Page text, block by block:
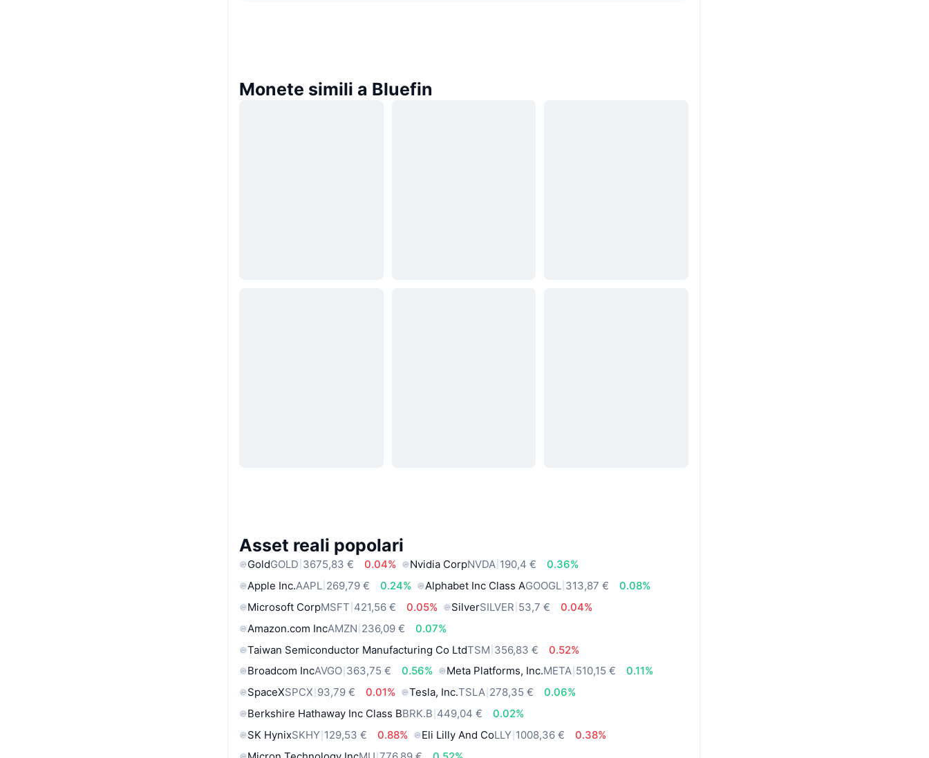
Monete simili a Bluefin
Asset reali popolari
GoldGOLD 3675,83 € 0.04% Nvidia CorpNVDA 190,4 €
0.36%
Apple Inc.AAPL 269,79 € 0.24% Alphabet Inc Class AGOOGL 313,87 €
0.08%
Microsoft CorpMSFT 421,56 € 0.05% SilverSILVER 53,7 €
0.04%
Amazon.com IncAMZN 236,09 €
0.07%
Taiwan Semiconductor Manufacturing Co LtdTSM 356,83 €
0.52%
Broadcom IncAVGO 363,75 € 0.56% Meta Platforms, Inc.META 510,15 €
0.11%
SpaceXSPCX 93,79 € 0.01% Tesla, Inc.TSLA 278,35 €
0.06%
Berkshire Hathaway Inc Class BBRK.B 449,04 €
0.02%
SK HynixSKHY 129,53 € 0.88% Eli Lilly And CoLLY 1008,36 €
0.38%